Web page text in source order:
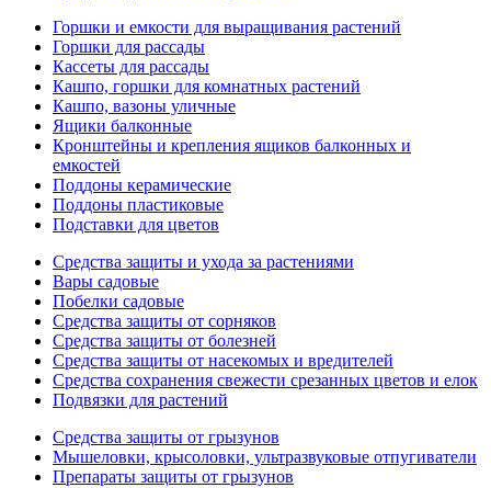
Горшки и емкости для выращивания растений
Горшки для рассады
Кассеты для рассады
Кашпо, горшки для комнатных растений
Кашпо, вазоны уличные
Ящики балконные
Кронштейны и крепления ящиков балконных и
емкостей
Поддоны керамические
Поддоны пластиковые
Подставки для цветов
Средства защиты и ухода за растениями
Вары садовые
Побелки садовые
Средства защиты от сорняков
Средства защиты от болезней
Средства защиты от насекомых и вредителей
Средства сохранения свежести срезанных цветов и елок
Подвязки для растений
Средства защиты от грызунов
Мышеловки, крысоловки, ультразвуковые отпугиватели
Препараты защиты от грызунов